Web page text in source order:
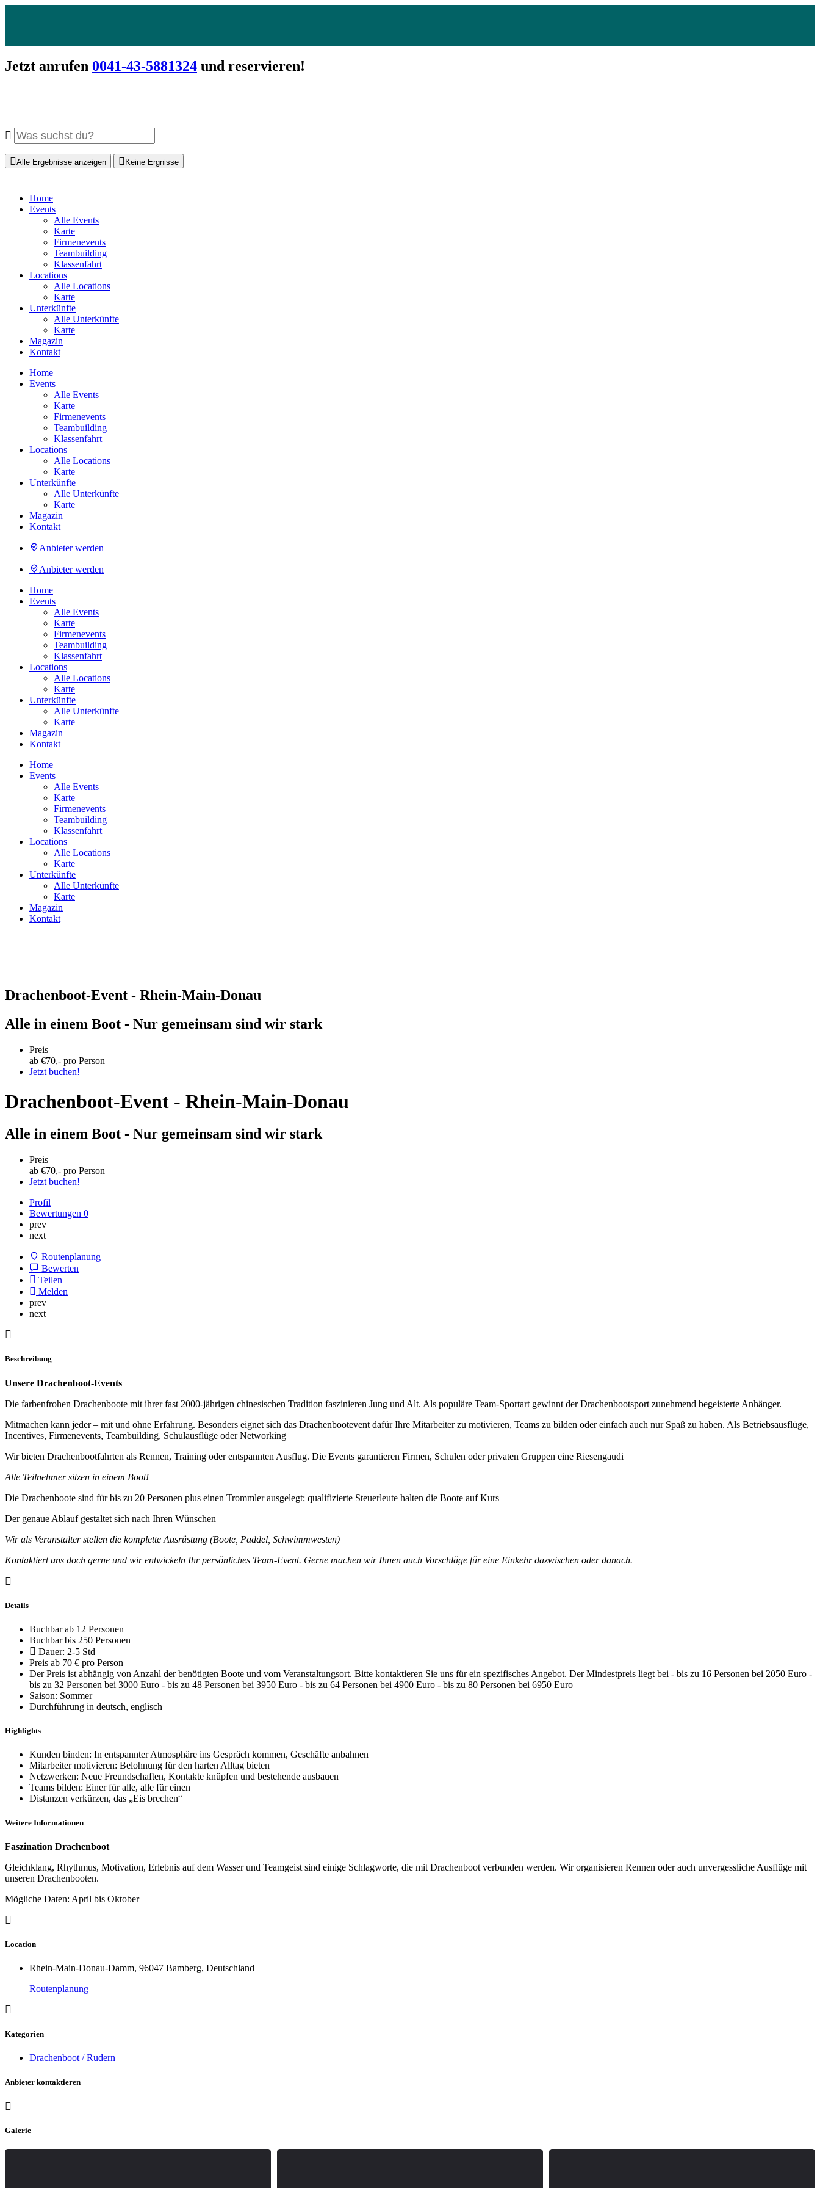
Jetzt anrufen 0041-43-5881324 und reservieren!
Alle Ergebnisse anzeigen Keine Ergnisse
Home
Events
Alle Events
Karte
Firmenevents
Teambuilding
Klassenfahrt
Locations
Alle Locations
Karte
Unterkünfte
Alle Unterkünfte
Karte
Magazin
Kontakt
Home
Events
Alle Events
Karte
Firmenevents
Teambuilding
Klassenfahrt
Locations
Alle Locations
Karte
Unterkünfte
Alle Unterkünfte
Karte
Magazin
Kontakt
Anbieter werden
Anbieter werden
Home
Events
Alle Events
Karte
Firmenevents
Teambuilding
Klassenfahrt
Locations
Alle Locations
Karte
Unterkünfte
Alle Unterkünfte
Karte
Magazin
Kontakt
Home
Events
Alle Events
Karte
Firmenevents
Teambuilding
Klassenfahrt
Locations
Alle Locations
Karte
Unterkünfte
Alle Unterkünfte
Karte
Magazin
Kontakt
Drachenboot-Event - Rhein-Main-Donau
Alle in einem Boot - Nur gemeinsam sind wir stark
Preis
ab €70,- pro Person
Jetzt buchen!
Drachenboot-Event - Rhein-Main-Donau
Alle in einem Boot - Nur gemeinsam sind wir stark
Preis
ab €70,- pro Person
Jetzt buchen!
Profil
Bewertungen 0
prev
next
Routenplanung
Bewerten
Teilen
Melden
prev
next
Beschreibung
Unsere Drachenboot-Events
Die farbenfrohen Drachenboote mit ihrer fast 2000-jährigen chinesischen Tradition faszinieren Jung und Alt. Als populäre Team-Sportart gewinnt der Drachenbootsport zunehmend begeisterte Anhänger.
Mitmachen kann jeder – mit und ohne Erfahrung. Besonders eignet sich das Drachenbootevent dafür Ihre Mitarbeiter zu motivieren, Teams zu bilden oder einfach auch nur Spaß zu haben. Als Betriebsausflüge,
Incentives, Firmenevents, Teambuilding, Schulausflüge oder Networking
Wir bieten Drachenbootfahrten als Rennen, Training oder entspannten Ausflug. Die Events garantieren Firmen, Schulen oder privaten Gruppen eine Riesengaudi
Alle Teilnehmer sitzen in einem Boot!
Die Drachenboote sind für bis zu 20 Personen plus einen Trommler ausgelegt; qualifizierte Steuerleute halten die Boote auf Kurs
Der genaue Ablauf gestaltet sich nach Ihren Wünschen
Wir als Veranstalter stellen die komplette Ausrüstung (Boote, Paddel, Schwimmwesten)
Kontaktiert uns doch gerne und wir entwickeln Ihr persönliches Team-Event. Gerne machen wir Ihnen auch Vorschläge für eine Einkehr dazwischen oder danach.
Details
Buchbar ab 12 Personen
Buchbar bis 250 Personen
Dauer: 2-5 Std
Preis ab 70 € pro Person
Der Preis ist abhängig von Anzahl der benötigten Boote und vom Veranstaltungsort. Bitte kontaktieren Sie uns für ein spezifisches Angebot. Der Mindestpreis liegt bei - bis zu 16 Personen bei 2050 Euro -
bis zu 32 Personen bei 3000 Euro - bis zu 48 Personen bei 3950 Euro - bis zu 64 Personen bei 4900 Euro - bis zu 80 Personen bei 6950 Euro
Saison: Sommer
Durchführung in deutsch, englisch
Highlights
Kunden binden: In entspannter Atmosphäre ins Gespräch kommen, Geschäfte anbahnen
Mitarbeiter motivieren: Belohnung für den harten Alltag bieten
Netzwerken: Neue Freundschaften, Kontakte knüpfen und bestehende ausbauen
Teams bilden: Einer für alle, alle für einen
Distanzen verkürzen, das „Eis brechen“
Weitere Informationen
Faszination Drachenboot
Gleichklang, Rhythmus, Motivation, Erlebnis auf dem Wasser und Teamgeist sind einige Schlagworte, die mit Drachenboot verbunden werden. Wir organisieren Rennen oder auch unvergessliche Ausflüge mit
unseren Drachenbooten.
Mögliche Daten: April bis Oktober
Location
Rhein-Main-Donau-Damm, 96047 Bamberg, Deutschland
Routenplanung
Kategorien
Drachenboot / Rudern
Anbieter kontaktieren
Galerie